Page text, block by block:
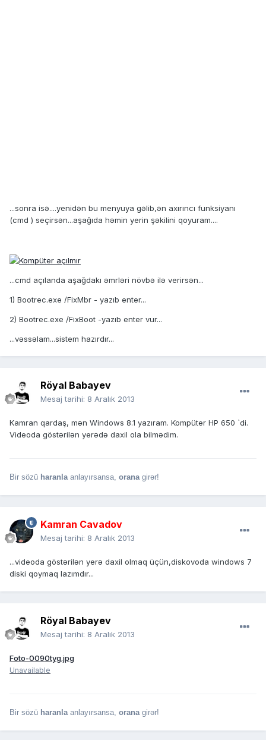
...sonra isə....yenidən bu menyuya gəlib,ən axırıncı funksiyanı
(cmd ) seçirsən...aşağıda həmin yerin şəkilini qoyuram....
...cmd açılanda aşağdakı əmrləri növbə ilə verirsən...
1) Bootrec.exe /FixMbr - yazıb enter...
2) Bootrec.exe /FixBoot -yazıb enter vur...
...vəssəlam...sistem hazırdır...
Röyal Babayev
Mesaj tarihi: 8 Aralık 2013
Kamran qardaş, mən Windows 8.1 yazıram. Kompüter HP 650 `di.
Videoda göstərilən yerədə daxil ola bilmədim.
Bir sözü haranla anlayırsansa, orana girər!
Kamran Cavadov
Mesaj tarihi: 8 Aralık 2013
...videoda göstərilən yerə daxil olmaq üçün,diskovoda windows 7
diski qoymaq lazımdır...
Röyal Babayev
Mesaj tarihi: 8 Aralık 2013
Foto-0090tyg.jpg
Unavailable
Bir sözü haranla anlayırsansa, orana girər!